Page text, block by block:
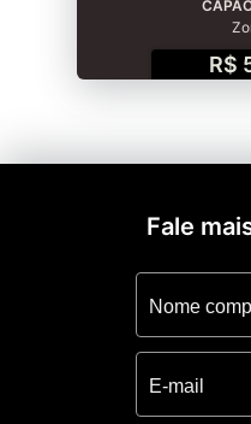
R$
Fale